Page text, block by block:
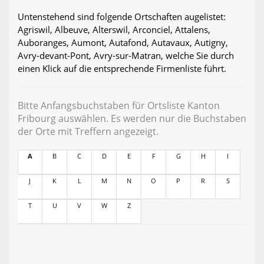
Untenstehend sind folgende Ortschaften augelistet:
Agriswil, Albeuve, Alterswil, Arconciel, Attalens,
Auboranges, Aumont, Autafond, Autavaux, Autigny,
Avry-devant-Pont, Avry-sur-Matran, welche Sie durch
einen Klick auf die entsprechende Firmenliste führt.
Bitte Anfangsbuchstaben für Ortsliste Kanton
Fribourg auswählen. Es werden nur die Buchstaben
der Orte mit Treffern angezeigt.
A B C D E F G H I
J K L M N O P R S
T U V W Z